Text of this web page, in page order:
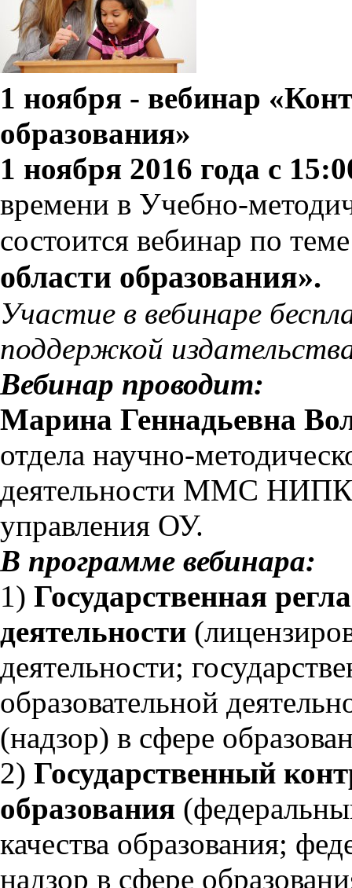
1 ноября - вебинар
образования»
1 ноября 2016 года с
времени в Учебно-
состоится вебинар по
области образования».
Участие в вебинаре
поддержкой
Вебинар проводит:
Марина Геннадьевна
отдела научно-
деятельности ММС
управления ОУ.
В программе вебинара:
1) Государственная
деятельности
деятельности;
образовательной
(надзор) в сфере
2) Государственный
образования
качества образования;
надзор в сфере